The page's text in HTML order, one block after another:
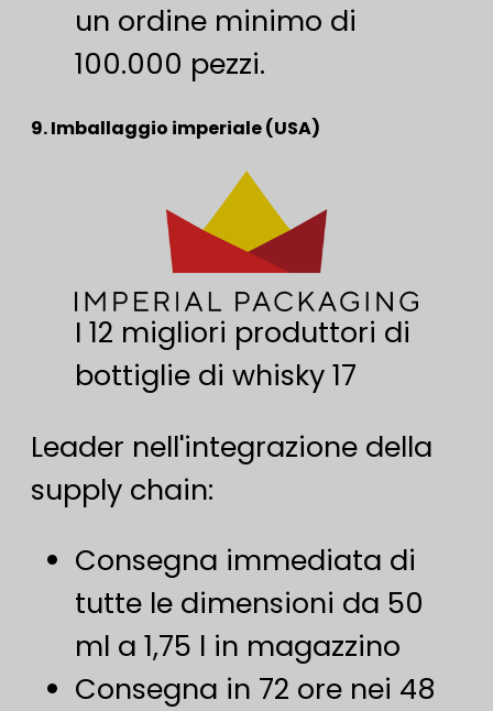
un ordine minimo di
100.000 pezzi.
9. Imballaggio imperiale (USA)
I 12 migliori produttori di
bottiglie di whisky 17
Leader nell'integrazione della
supply chain:
Consegna immediata di
tutte le dimensioni da 50
ml a 1,75 l in magazzino
Consegna in 72 ore nei 48